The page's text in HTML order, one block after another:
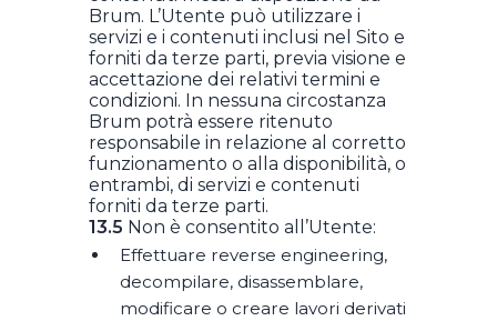
Brum. L’Utente può utilizzare i
servizi e i contenuti inclusi nel Sito e
forniti da terze parti, previa visione e
accettazione dei relativi termini e
condizioni. In nessuna circostanza
Brum potrà essere ritenuto
responsabile in relazione al corretto
funzionamento o alla disponibilità, o
entrambi, di servizi e contenuti
forniti da terze parti.
13.5 Non è consentito all’Utente:
Effettuare reverse engineering,
decompilare, disassemblare,
modificare o creare lavori derivati